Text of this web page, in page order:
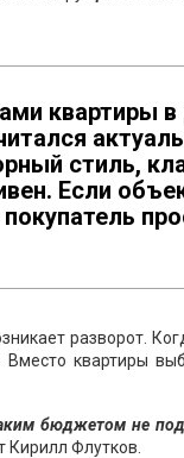
квартиры
стиль,
Если
разворот.
квартиры
бюджетом не
Кирилл Флутков.